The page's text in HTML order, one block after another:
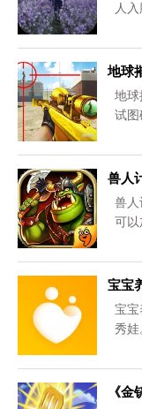
人
地球
地球
试图
兽人
兽人
可以
宝宝
宝宝
秀娃
《